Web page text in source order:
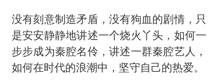
没有刻意制造矛盾，没有狗血的剧情，只
是安安静静地讲述一个烧火丫头，如何一
步步成为秦腔名伶，讲述一群秦腔艺人，
如何在时代的浪潮中，坚守自己的热爱。